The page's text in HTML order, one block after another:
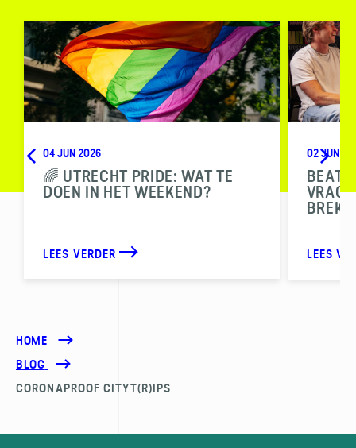
04 JUN 2026
🌈 UTRECHT PRIDE: WAT TE
DOEN IN HET WEEKEND?
LEES VERDER
02 JUN
BEAT
LEES
HOME
BLOG
CORONAPROOF CITYT(R)IPS